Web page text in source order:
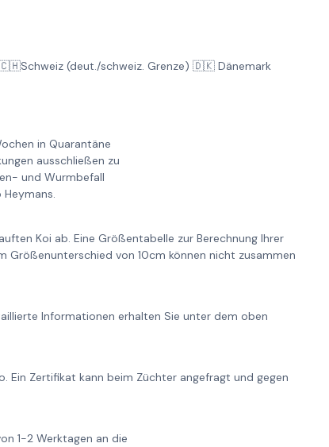
(deut./schweiz. Grenze) 🇩🇰 Dänemark
in Quarantäne
ausschließen zu
und Wurmbefall
Koi ab. Eine Größentabelle zur Berechnung Ihrer
Größenunterschied von 10cm können nicht zusammen
Informationen erhalten Sie unter dem oben
Ein Zertifikat kann beim Züchter angefragt und gegen
1-2 Werktagen an die